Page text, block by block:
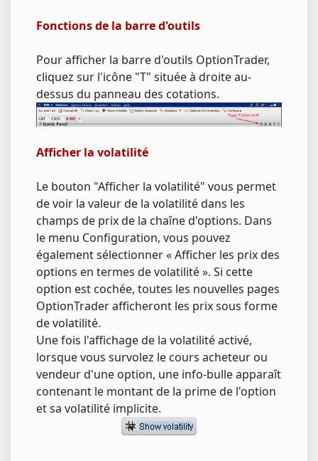
Fonctions de la barre d'outils
Pour afficher la barre d'outils OptionTrader,
cliquez sur l'icône "T" située à droite au-
dessus du panneau des cotations.
Afficher la volatilité
Le bouton "Afficher la volatilité" vous permet
de voir la valeur de la volatilité dans les
champs de prix de la chaîne d'options. Dans
le menu Configuration, vous pouvez
également sélectionner « Afficher les prix des
options en termes de volatilité ». Si cette
option est cochée, toutes les nouvelles pages
OptionTrader afficheront les prix sous forme
de volatilité.
Une fois l'affichage de la volatilité activé,
lorsque vous survolez le cours acheteur ou
vendeur d'une option, une info-bulle apparaît
contenant le montant de la prime de l'option
et sa volatilité implicite.